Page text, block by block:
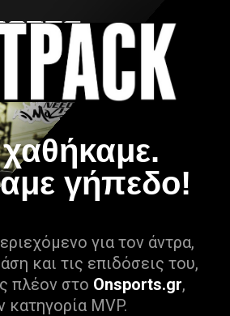
γήπεδο!
για τον άντρα,
και τις επιδόσεις του,
πλέον στο Onsports.gr,
κατηγορία MVP.